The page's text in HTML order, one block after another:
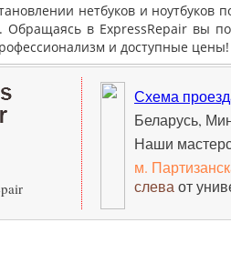
нетбуков и ноутбуков
Обращаясь в ExpressRepair вы
и доступные цены!
Схема
Беларусь,
Наши
м.
слева от